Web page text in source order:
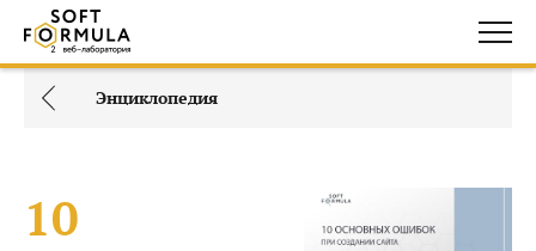
Энциклопедия
10